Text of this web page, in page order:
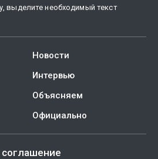
выделите необходимый текст
Новости
Интервью
Объясняем
Официально